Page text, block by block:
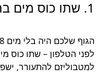
1. שתו כוס מים ברגע שאתם קמים
לפני הטלפון – שתו כוס
למטבוליזם להתעורר,